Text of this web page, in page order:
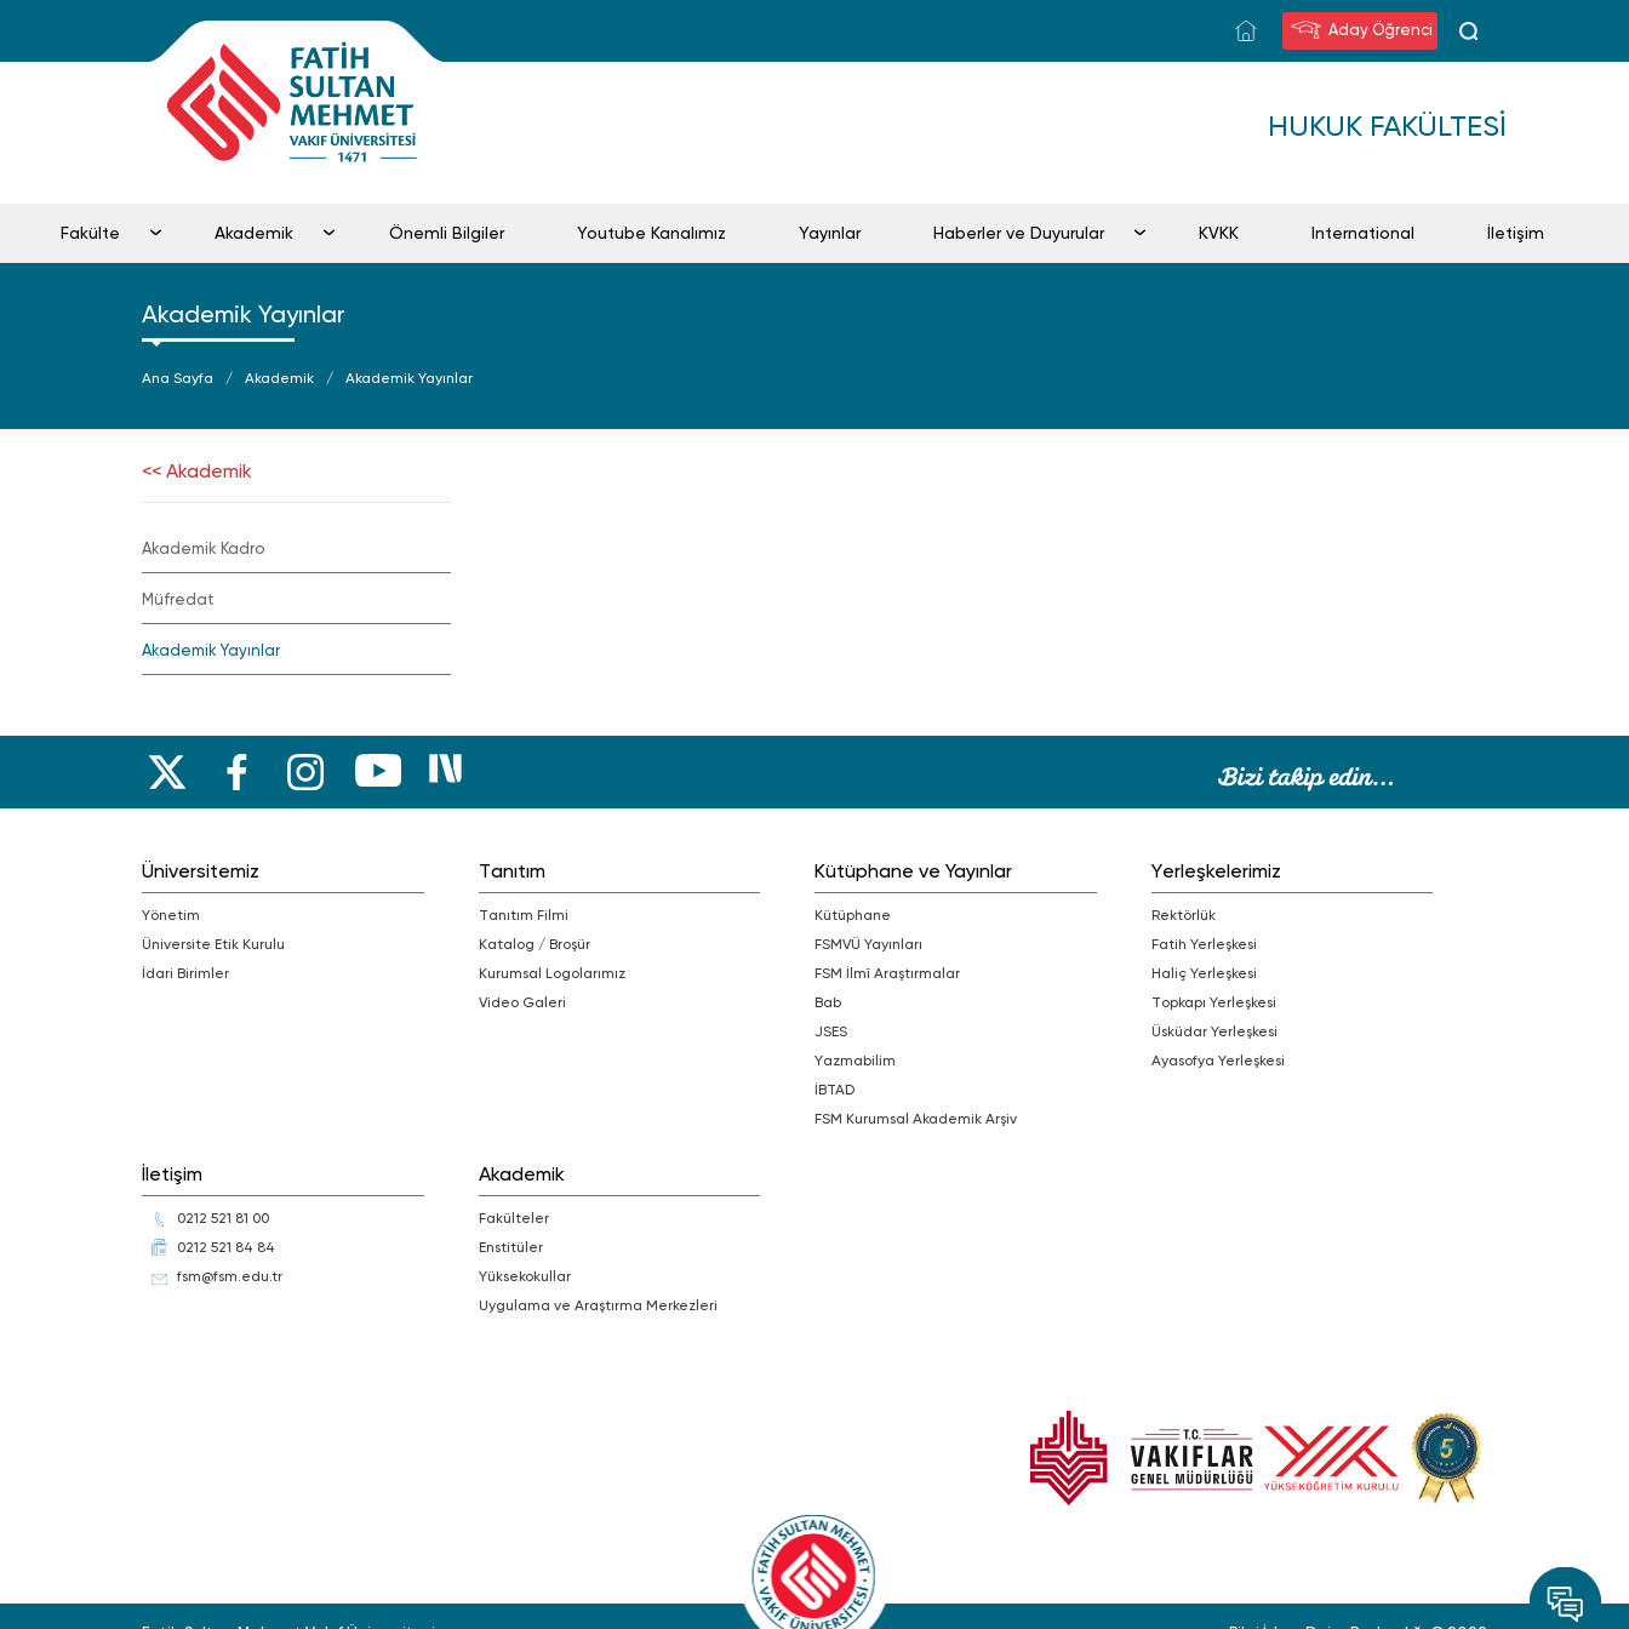
Aday Öğrenci
HUKUK FAKÜLTESI
Fakülte Akademik Önemli Bilgiler Youtube Kanalımız Yayınlar Haberler ve Duyurular KVKK International İletişim
Akademik Yayınlar
Ana Sayfa Akademik Akademik Yayınlar
<< Akademik
Akademik Kadro
Müfredat
Akademik Yayınlar
Üniversitemiz
Yönetim
Üniversite Etik Kurulu
İdari Birimler
Tanıtım
Tanıtım Filmi
Katalog / Broşür
Kurumsal Logolarımız
Video Galeri
Kütüphane ve Yayınlar
Kütüphane
FSMVÜ Yayınları
FSM İlmî Araştırmalar
bab
JSES
Yazmabilim
İBTAD
FSM Kurumsal Akademik Arşiv
Yerleşkelerimiz
Rektörlük
Fatih Yerleşkesi
Haliç Yerleşkesi
Topkapı Yerleşkesi
Üsküdar Yerleşkesi
Ayasofya Yerleşkesi
İletişim
0212 521 81 00
0212 521 84 84
fsm@fsm.edu.tr
Akademik
Fakülteler
Enstitüler
Yüksekokullar
Uygulama ve Araştırma Merkezleri